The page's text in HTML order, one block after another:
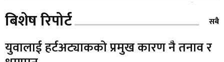
५
स्थापनाको एक दशकपछि विनयी त्रिवेणीको आफ्नै
प्रशासकीय भवनको शिलान्यास
भरतपुर अस्पतालद्वारा आइसियुमा प्रतिक्षारत बिरामीको
बिशेष रिपोर्ट सबै
युवालाई हर्टअट्याकको प्रमुख कारण नै तनाव र